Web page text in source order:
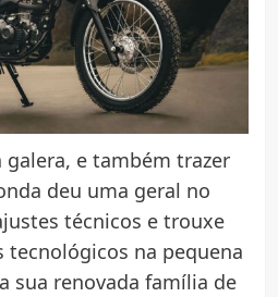
galera, e também trazer
deu uma geral no
técnicos e trouxe
tecnológicos na pequena
sua renovada família de